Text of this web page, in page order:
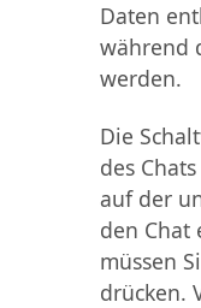
Daten
während
werden.
Die
des
auf der
den Chat
müssen
drücken.